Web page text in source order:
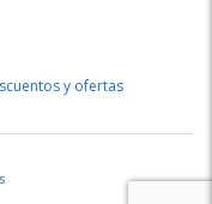
y ofertas